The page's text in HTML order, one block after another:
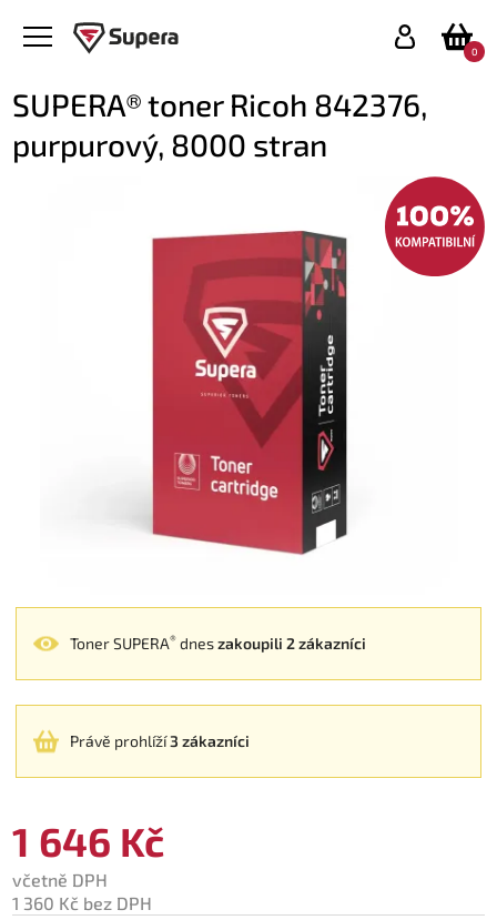
0
SUPERA® toner Ricoh 842376,
purpurový, 8000 stran
Toner SUPERA® dneszakoupili 2 zákazníci
Právě prohlíží3 zákazníci
1 646 Kč
včetně DPH
1 360 Kč bez DPH